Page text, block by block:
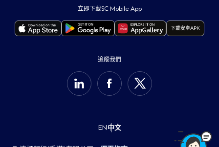
自動櫃員機及分行
聯絡我們
打擊詐騙
保安訊息
本行服務供應商所在地
立即下載SC Mobile App
下載安卓APK
追蹤我們
EN中文